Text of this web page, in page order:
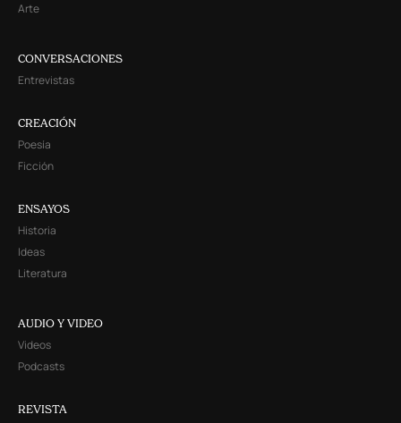
Arte
CONVERSACIONES
Entrevistas
CREACIÓN
Poesía
Ficción
ENSAYOS
Historia
Ideas
Literatura
AUDIO Y VIDEO
Videos
Podcasts
REVISTA